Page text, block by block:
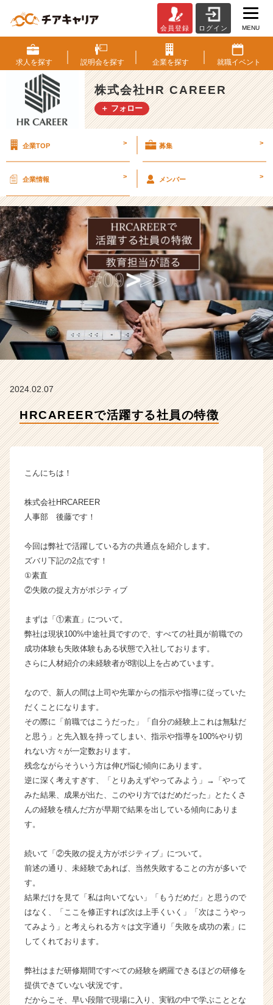
R
C
A
R
E
E
躍
社
員
特
徴
【株
式
会
社
H
C
の
|
チ
ャ
長
業
か
ら
ス
ト
届
く
就
活
サ
ト
チ
ャ
リ
h
e
e
a
r
会員登録 ログイン MENU
求人を探す 説明会を探す 企業を探す 就職イベント
株式会社HR CAREER
＋ フォロー
企業TOP > 募集 >
企業情報 > メンバー >
2024.02.07
HRCAREERで活躍する社員の特徴
こんにちは！
株式会社HRCAREER
人事部 後藤です！
今回は弊社で活躍している方の共通点を紹介します。
ズバリ下記の2点です！
①素直
②失敗の捉え方がポジティブ
まずは「①素直」について。
弊社は現状100%中途社員ですので、すべての社員が前職での
成功体験も失敗体験もある状態で入社しております。
さらに人材紹介の未経験者が8割以上を占めています。
なので、新人の間は上司や先輩からの指示や指導に従っていた
だくことになります。
その際に「前職ではこうだった」「自分の経験上これは無駄だ
と思う」と先入観を持ってしまい、指示や指導を100%やり切
れない方々が一定数おります。
残念ながらそういう方は伸び悩む傾向にあります。
逆に深く考えすぎす、「とりあえずやってみよう」→「やって
みた結果、成果が出た、このやり方ではだめだった」とたくさ
んの経験を積んだ方が早期で結果を出している傾向にありま
す。
続いて「②失敗の捉え方がポジティブ」について。
前述の通り、未経験であれば、当然失敗することの方が多いで
す。
結果だけを見て「私は向いてない」「もうだめだ」と思うので
はなく、「ここを修正すれば次は上手くいく」「次はこうやっ
てみよう」と考えられる方々は文字通り「失敗を成功の素」に
してくれております。
弊社はまだ研修期間ですべての経験を網羅できるほどの研修を
提供できていない状況です。
だからこそ、早い段階で現場に入り、実戦の中で学ぶこととな